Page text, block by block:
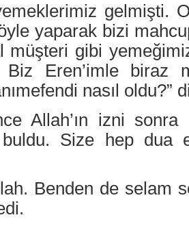
gelmişti.
yaparak bizi
müşteri gibi
Eren’imle biraz
nasıl oldu?”
Allah’ın izni
Size hep dua
Benden de selam